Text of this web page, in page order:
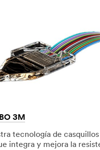
3M
tecnología de
integra y mejora la